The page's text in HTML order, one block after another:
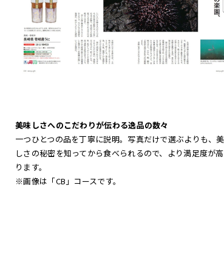
美味しさへのこだわりが伝わる逸品の数々
一つひとつの品を丁寧に説明。写真だけで選ぶよりも、
しさの秘密を知ってから食べられるので、より満足度が
ります。
※画像は「CB」コースです。